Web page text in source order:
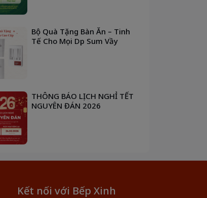
Bộ Quà Tặng Bàn Ăn – Tinh
Tế Cho Mọi Dịp Sum Vầy
THÔNG BÁO LỊCH NGHỈ TẾT
NGUYÊN ĐÁN 2026
Kết nối với Bếp Xinh